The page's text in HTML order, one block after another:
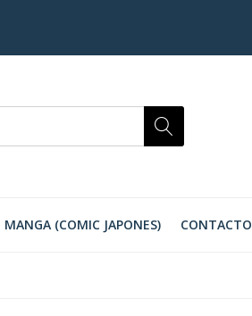
MANGA (COMIC JAPONES) CONTACTO